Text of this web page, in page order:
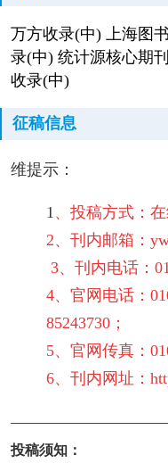
万方收录(中) 上海图
录(中) 统计源核心期
收录(中)
征稿信息
维提示：
1、投稿方式：
2、刊内邮箱：
3、刊内电话：
4、官网电话：
85243730；
5、官网传真：
6、刊内网址：
投稿须知：